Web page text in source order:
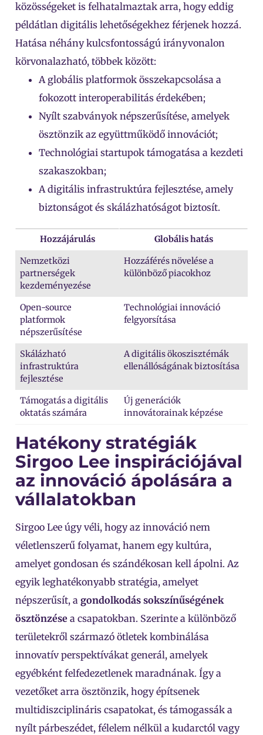
közösségeket is felhatalmaztak arra, hogy eddig
példátlan digitális lehetőségekhez férjenek hozzá.
Hatása néhány kulcsfontosságú irányvonalon
körvonalazható, többek között:
A globális platformok összekapcsolása a
fokozott interoperabilitás érdekében;
Nyílt szabványok népszerűsítése, amelyek
ösztönzik az együttműködő innovációt;
Technológiai startupok támogatása a kezdeti
szakaszokban;
A digitális infrastruktúra fejlesztése, amely
biztonságot és skálázhatóságot biztosít.
Hozzájárulás Globális hatás
Nemzetközi
partnerségek
kezdeményezése
Hozzáférés növelése a
különböző piacokhoz
Open-source
platformok
népszerűsítése
Technológiai innováció
felgyorsítása
Skálázható
infrastruktúra
fejlesztése
A digitális ökoszisztémák
ellenállóságának biztosítása
Támogatás a digitális
oktatás számára
Új generációk
innovátorainak képzése
Hatékony stratégiák
Sirgoo Lee inspirációjával
az innováció ápolására a
vállalatokban
Sirgoo Lee úgy véli, hogy az innováció nem
véletlenszerű folyamat, hanem egy kultúra,
amelyet gondosan és szándékosan kell ápolni. Az
egyik leghatékonyabb stratégia, amelyet
népszerűsít, a gondolkodás sokszínűségének
ösztönzése a csapatokban. Szerinte a különböző
területekről származó ötletek kombinálása
innovatív perspektívákat generál, amelyek
egyébként felfedezetlenek maradnának. Így a
vezetőket arra ösztönzik, hogy építsenek
multidiszciplináris csapatokat, és támogassák a
nyílt párbeszédet, félelem nélkül a kudarctól vagy